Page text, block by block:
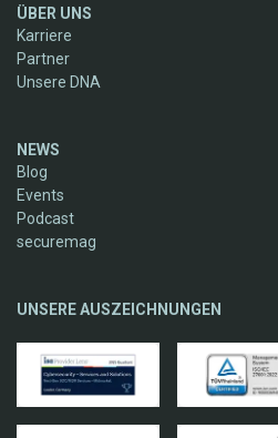
ÜBER UNS
Karriere
Partner
Unsere DNA
NEWS
Blog
Events
Podcast
securemag
UNSERE AUSZEICHNUNGEN